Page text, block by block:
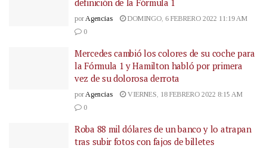
por Agencias
DOMINGO, 6 FEBRERO 2022 11:19 AM
0
Mercedes cambió los colores de su coche para
la Fórmula 1 y Hamilton habló por primera
vez de su dolorosa derrota
por Agencias
VIERNES, 18 FEBRERO 2022 8:15 AM
0
Roba 88 mil dólares de un banco y lo atrapan
tras subir fotos con fajos de billetes